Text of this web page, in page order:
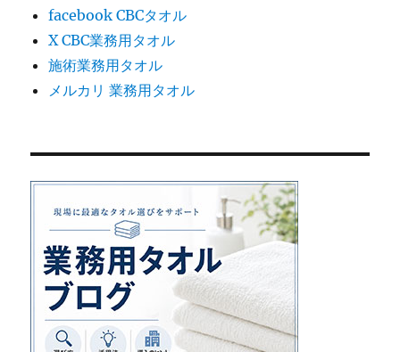
facebook CBCタオル
X CBC業務用タオル
施術業務用タオル
メルカリ 業務用タオル